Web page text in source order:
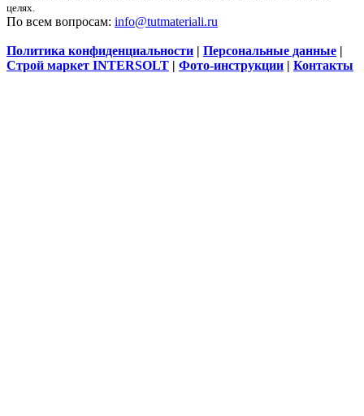
целях.
По всем вопросам: info@tutmateriali.ru
Политика конфиденциальности | Персональные данные |
Строй маркет INTERSOLT | Фото-инструкции | Контакты